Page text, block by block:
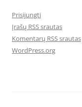
Prisijungti
Įrašų RSS srautas
Komentarų RSS srautas
WordPress.org